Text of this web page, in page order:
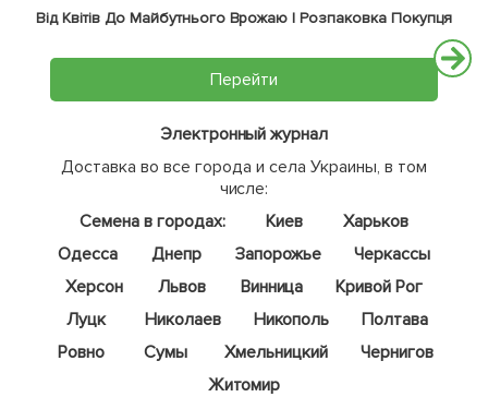
Від Квітів До Майбутнього Врожаю | Розпаковка Покупця
Перейти
Электронный журнал
Доставка во все города и села Украины, в том
числе:
Семена в городах:
Киев
Харьков
Одесса
Днепр Запорожье
Черкассы
Херсон
Львов Винница
Кривой Рог
Луцк
Николаев Никополь
Полтава
Ровно
Сумы Хмельницкий
Чернигов
Житомир